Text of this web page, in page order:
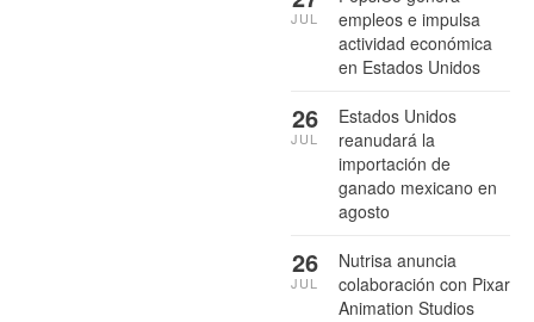
empleos e impulsa
actividad económica
en Estados Unidos
JUL
Estados Unidos
reanudará la
importación de
ganado mexicano en
agosto
26
JUL
Nutrisa anuncia
colaboración con Pixar
Animation Studios
26
JUL